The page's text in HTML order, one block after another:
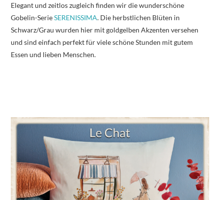
Elegant und zeitlos zugleich finden wir die wunderschöne
Gobelin-SerieSERENISSIMA. Die herbstlichen Blüten in
Schwarz/Grau wurden hier mit goldgelben Akzenten versehen
und sind einfach perfekt für viele schöne Stunden mit gutem
Essen und lieben Menschen.